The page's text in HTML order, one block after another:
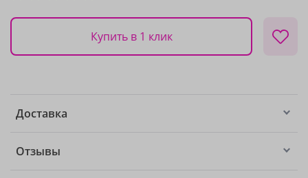
Купить в 1 клик
Доставка
Отзывы